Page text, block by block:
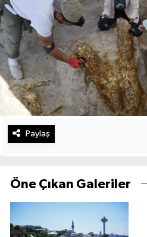
Paylaş
Öne Çıkan Galeriler